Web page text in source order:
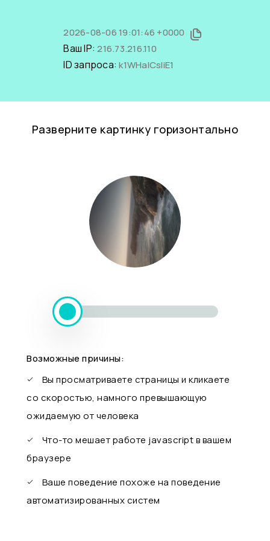
2026-08-06 19:01:46 +0000
Ваш IP:216.73.216.110
ID запроса:k1WHaICsliE1
Разверните картинку горизонтально
Возможные причины:
Вы просматриваете страницы и кликаете
со скоростью, намного превышающую
ожидаемую от человека
Что-то мешает работе javascript в вашем
браузере
Ваше поведение похоже на поведение
автоматизированных систем